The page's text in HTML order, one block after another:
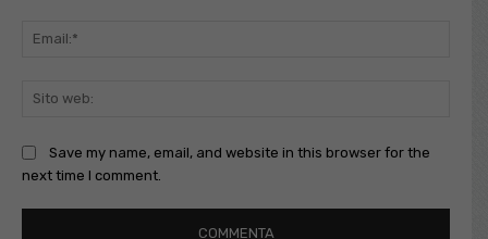
Save my name, email, and website in this browser for the
next time I comment.